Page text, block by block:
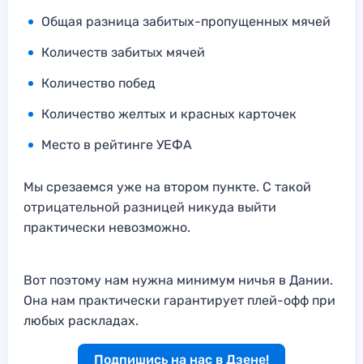
Общая разница забитых-пропущенных мячей
Количеств забитых мячей
Количество побед
Количество желтых и красных карточек
Место в рейтинге УЕФА
Мы срезаемся уже на втором пункте. С такой
отрицательной разницей никуда выйти
практически невозможно.
Вот поэтому нам нужна минимум ничья в Дании.
Она нам практически гарантирует плей-офф при
любых раскладах.
Подпишись на нас в Дзене!